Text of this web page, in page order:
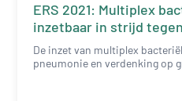
ERS 2021: Multiplex
inzetbaar in strijd tegen
antibioticaresistentie
De inzet van multiplex
pneumonie en verdenking op